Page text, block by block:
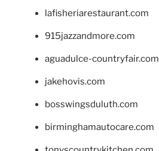
lafisheriarestaurant.com
915jazzandmore.com
aguadulce-countryfair.com
jakehovis.com
bosswingsduluth.com
birminghamautocare.com